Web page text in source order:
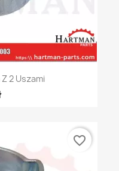
2 Uszami
favorite_border